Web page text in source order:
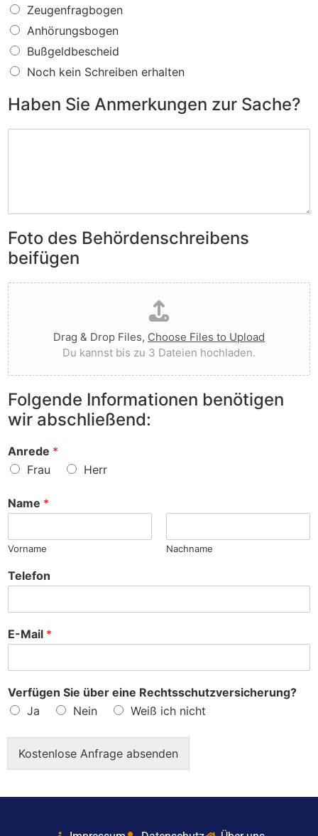
V
e
r
s
t
o
ß
w
v
o
r
g
e
w
o
r
f
e
n
?
W
e
c
h
e
S
l
i
e
t
I
h
n
e
n
v
o
r
?
Zeugenfragbogen
Anhörungsbogen
Bußgeldbescheid
Noch kein Schreiben erhalten
Haben Sie Anmerkungen zur Sache?
e
A
n
e
r
k
u
n
g
e
n
z
u
S
a
c
e
Foto des Behördenschreibens
beifügen
D
a
t
e
i
h
o
h
l
d
e
n
Drag & Drop Files, Choose Files to Upload
Du kannst bis zu 3 Dateien hochladen.
Folgende Informationen benötigen
wir abschließend:
Anrede *
Frau
Herr
Name *
Vorname Nachname
Telefon
E-Mail *
Verfügen Sie über eine Rechtsschutzversicherung?
Ja
Nein Weiß ich nicht
Kostenlose Anfrage absenden